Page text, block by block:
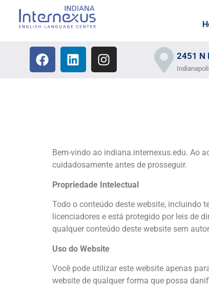
2451 N
Bem-vindo ao indiana.internexus.edu. Ao
cuidadosamente antes de prosseguir.
Propriedade Intelectual
Todo o conteúdo deste website, incluindo
licenciadores e está protegido por leis de
qualquer conteúdo deste website sem
Uso do Website
Você pode utilizar este website apenas
website de qualquer forma que possa